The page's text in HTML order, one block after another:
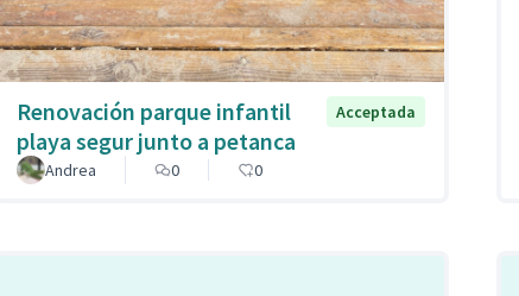
Renovación parque infantil
playa segur junto a petanca
Acceptada
Andrea 0 0